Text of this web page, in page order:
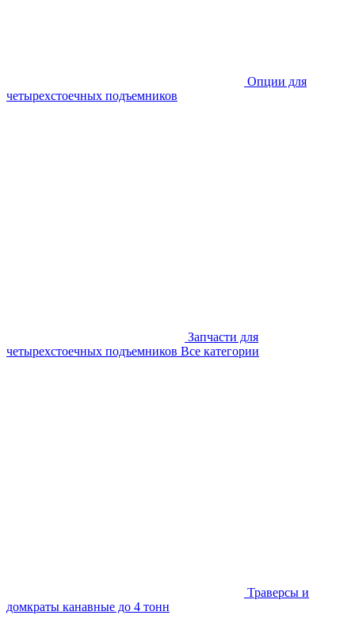
Опции для
четырехстоечных подъемников
Запчасти для
четырехстоечных подъемников Все категории
Траверсы и
домкраты канавные до 4 тонн